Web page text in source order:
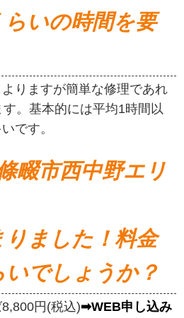
いの時間を要
りますが簡単な修理であれ
。基本的には平均1時間以
です。
畷市西中野エリ
りました！料金
でしょうか？
円(税込)➡WEB申し込み